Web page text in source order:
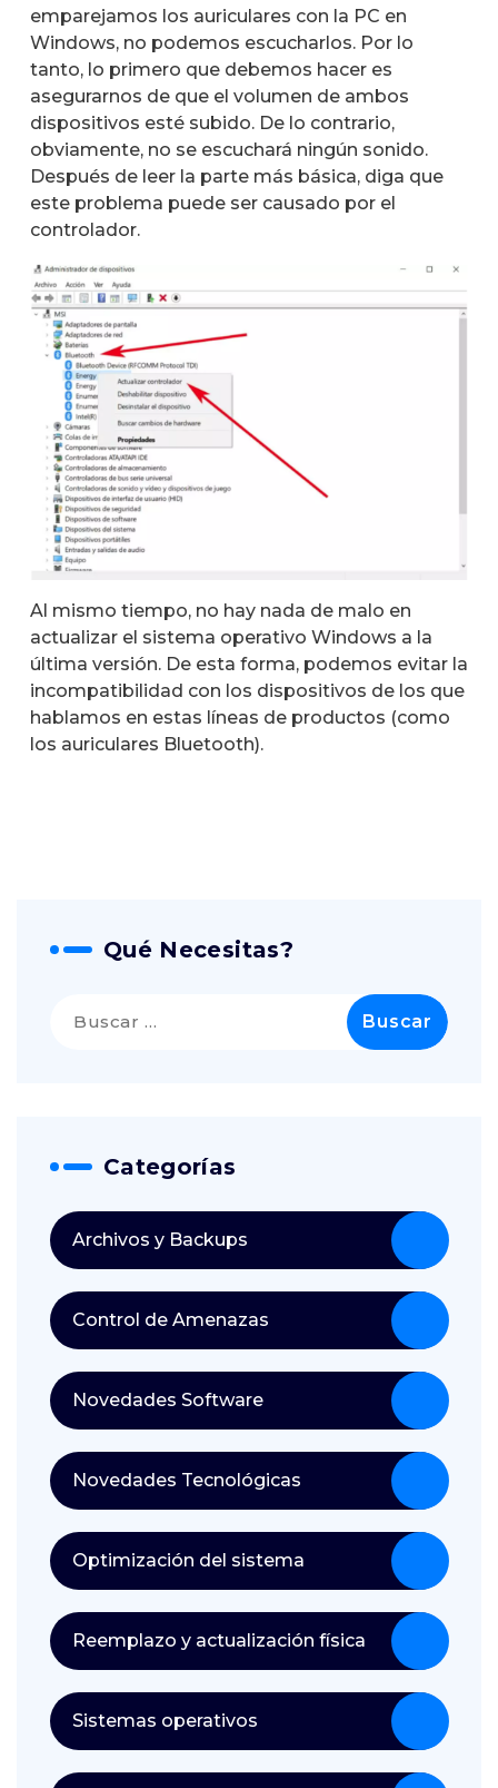
emparejamos los auriculares con la PC en
Windows, no podemos escucharlos. Por lo
tanto, lo primero que debemos hacer es
asegurarnos de que el volumen de ambos
dispositivos esté subido. De lo contrario,
obviamente, no se escuchará ningún sonido.
Después de leer la parte más básica, diga que
este problema puede ser causado por el
controlador.
Al mismo tiempo, no hay nada de malo en
actualizar el sistema operativo Windows a la
última versión. De esta forma, podemos evitar la
incompatibilidad con los dispositivos de los que
hablamos en estas líneas de productos (como
los auriculares Bluetooth).
Qué Necesitas?
Categorías
Archivos y Backups
Control de Amenazas
Novedades Software
Novedades Tecnológicas
Optimización del sistema
Reemplazo y actualización física
Sistemas operativos